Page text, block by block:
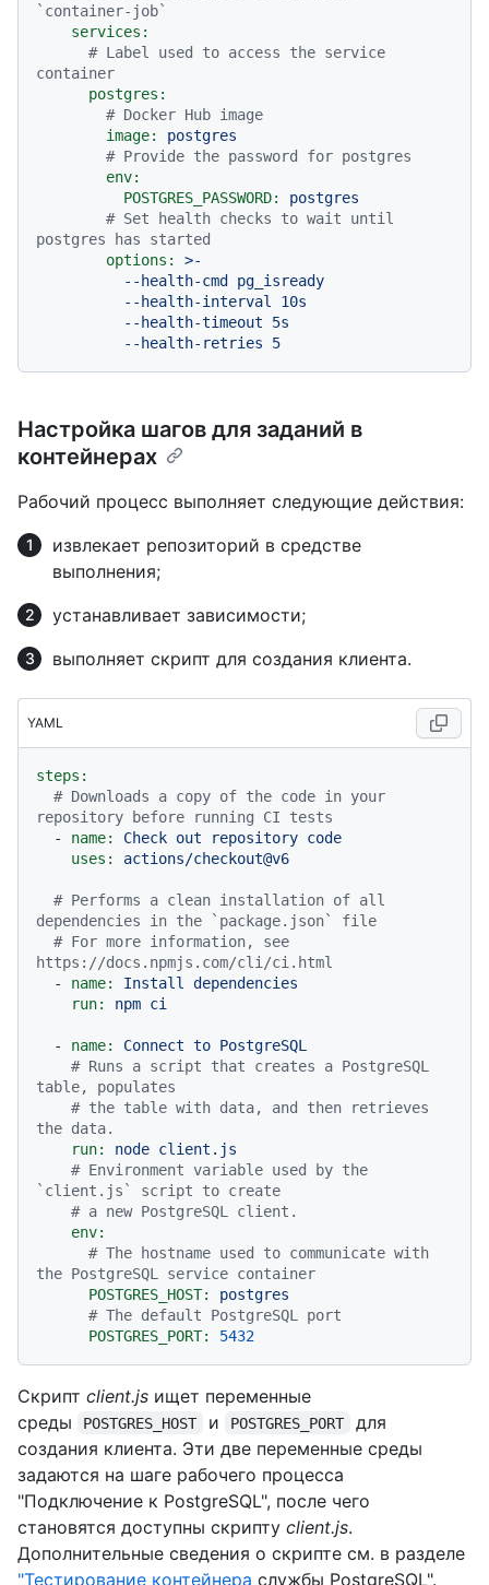
`container-job`
services:
# Label used to access the service
container
postgres:
# Docker Hub image
image:
postgres
# Provide the password for postgres
env:
POSTGRES_PASSWORD:
postgres
# Set health checks to wait until
postgres has started
options:
>-
Настройка шагов для заданий в
контейнерах
Рабочий процесс выполняет следующие действия:
извлекает репозиторий в средстве
выполнения;
устанавливает зависимости;
выполняет скрипт для создания клиента.
YAML
steps:
# Downloads a copy of the code in your
repository before running CI tests
-
name: Check out repository code
uses:
actions/checkout@v6
# Performs a clean installation of all
dependencies in the `package.json` file
# For more information, see
https://docs.npmjs.com/cli/ci.html
-
name: Install
dependencies
run:
npm ci
- name: Connect to PostgreSQL
# Runs a script that creates a PostgreSQL
table, populates
# the table with data, and then retrieves
the data.
run:
node client.js
# Environment variable used by the
`client.js` script to create
# a new PostgreSQL client.
env:
# The hostname used to communicate with
the PostgreSQL service container
POSTGRES_HOST:
postgres
# The default PostgreSQL port
POSTGRES_PORT:
5432
Скрипт client.js ищет переменные
среды
POSTGRES_HOST и POSTGRES_PORT
для
создания клиента. Эти две переменные среды
задаются на шаге рабочего процесса
"Подключение к PostgreSQL", после чего
становятся доступны скрипту client.js.
Дополнительные сведения о скрипте см. в разделе
"Тестирование контейнера службы PostgreSQL".